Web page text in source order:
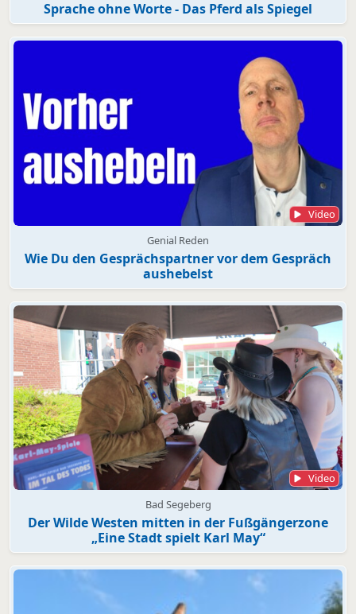
Sprache ohne Worte - Das Pferd als Spiegel
Video
Genial Reden
Wie Du den Gesprächspartner vor dem Gespräch
aushebelst
Video
Bad Segeberg
Der Wilde Westen mitten in der Fußgängerzone
„Eine Stadt spielt Karl May“